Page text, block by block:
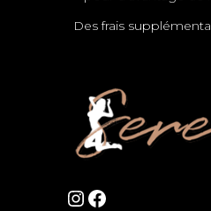
Des frais
Instagram
Facebook